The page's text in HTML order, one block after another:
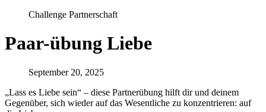
Challenge Partnerschaft
Paar-übung Liebe
September 20, 2025
„Lass es Liebe sein“ – diese Partnerübung hilft dir und deinem
Gegenüber, sich wieder auf das Wesentliche zu konzentrieren: auf